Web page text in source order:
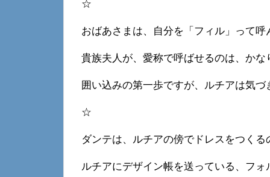
☆
おばあさまは、自分を「フィル」って
貴族夫人が、愛称で呼ばせるのは、かな
囲い込みの第一歩ですが、ルチアは気づ
☆
ダンテは、ルチアの傍でドレスをつく
ルチアにデザイン帳を送っている、フ